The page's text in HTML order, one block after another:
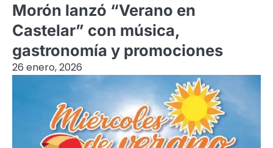
Morón lanzó “Verano en
Castelar” con música,
gastronomía y promociones
26 enero, 2026